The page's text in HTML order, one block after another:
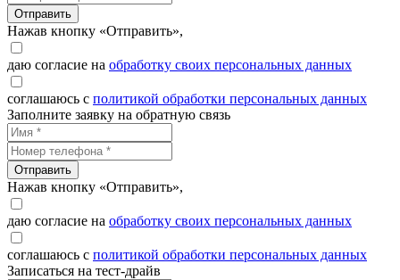
Отправить
Нажав кнопку «Отправить»,
даю согласие на обработку своих персональных данных
соглашаюсь с политикой обработки персональных данных
Заполните заявку на обратную связь
Отправить
Нажав кнопку «Отправить»,
даю согласие на обработку своих персональных данных
соглашаюсь с политикой обработки персональных данных
Записаться на тест-драйв